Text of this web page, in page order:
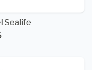
Sealife